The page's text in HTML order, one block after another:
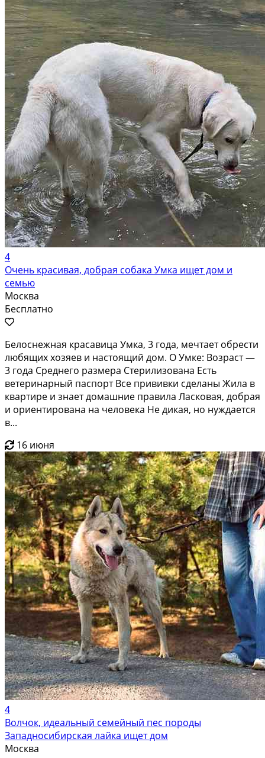
4
Очень красивая, добрая собака Умка ищет дом и
семью
Москва
Бесплатно
Белоснежная красавица Умка, 3 года, мечтает обрести
любящих хозяев и настоящий дом. О Умке: Возраст —
3 года Среднего размера Стерилизована Есть
ветеринарный паспорт Все прививки сделаны Жила в
квартире и знает домашние правила Ласковая, добрая
и ориентирована на человека Не дикая, но нуждается
в...
16 июня
4
Волчок, идеальный семейный пес породы
Западносибирская лайка ищет дом
Москва